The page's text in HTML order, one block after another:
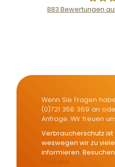
883 Bewertungen
Wenn Sie Fragen
(0)721 358 369 an
Anfrage. Wir freuen
Verbraucherschutz ist
weswegen wir zu
informieren.
YouTube